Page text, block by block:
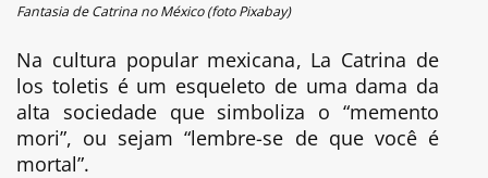
Fantasia de Catrina no México (foto Pixabay)
Na cultura popular mexicana, La Catrina de
los toletis é um esqueleto de uma dama da
alta sociedade que simboliza o “memento
mori”, ou sejam “lembre-se de que você é
mortal”.